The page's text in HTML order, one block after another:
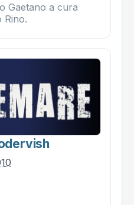
Gaetano a cura
Rino.